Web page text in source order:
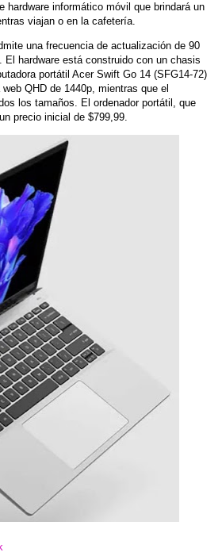
hardware informático móvil que brindará un
viajan o en la cafetería.
una frecuencia de actualización de 90
hardware está construido con un chasis
portátil Acer Swift Go 14 (SFG14-72)
QHD de 1440p, mientras que el
los tamaños. El ordenador portátil, que
precio inicial de $799,99.